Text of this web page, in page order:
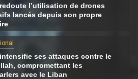
l’utilisation de drones
lancés depuis son propre
ses attaques contre le
compromettant les
avec le Liban